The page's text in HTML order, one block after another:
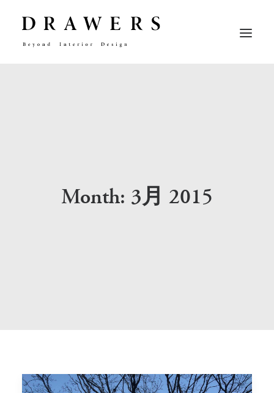
Month: 3月 2015